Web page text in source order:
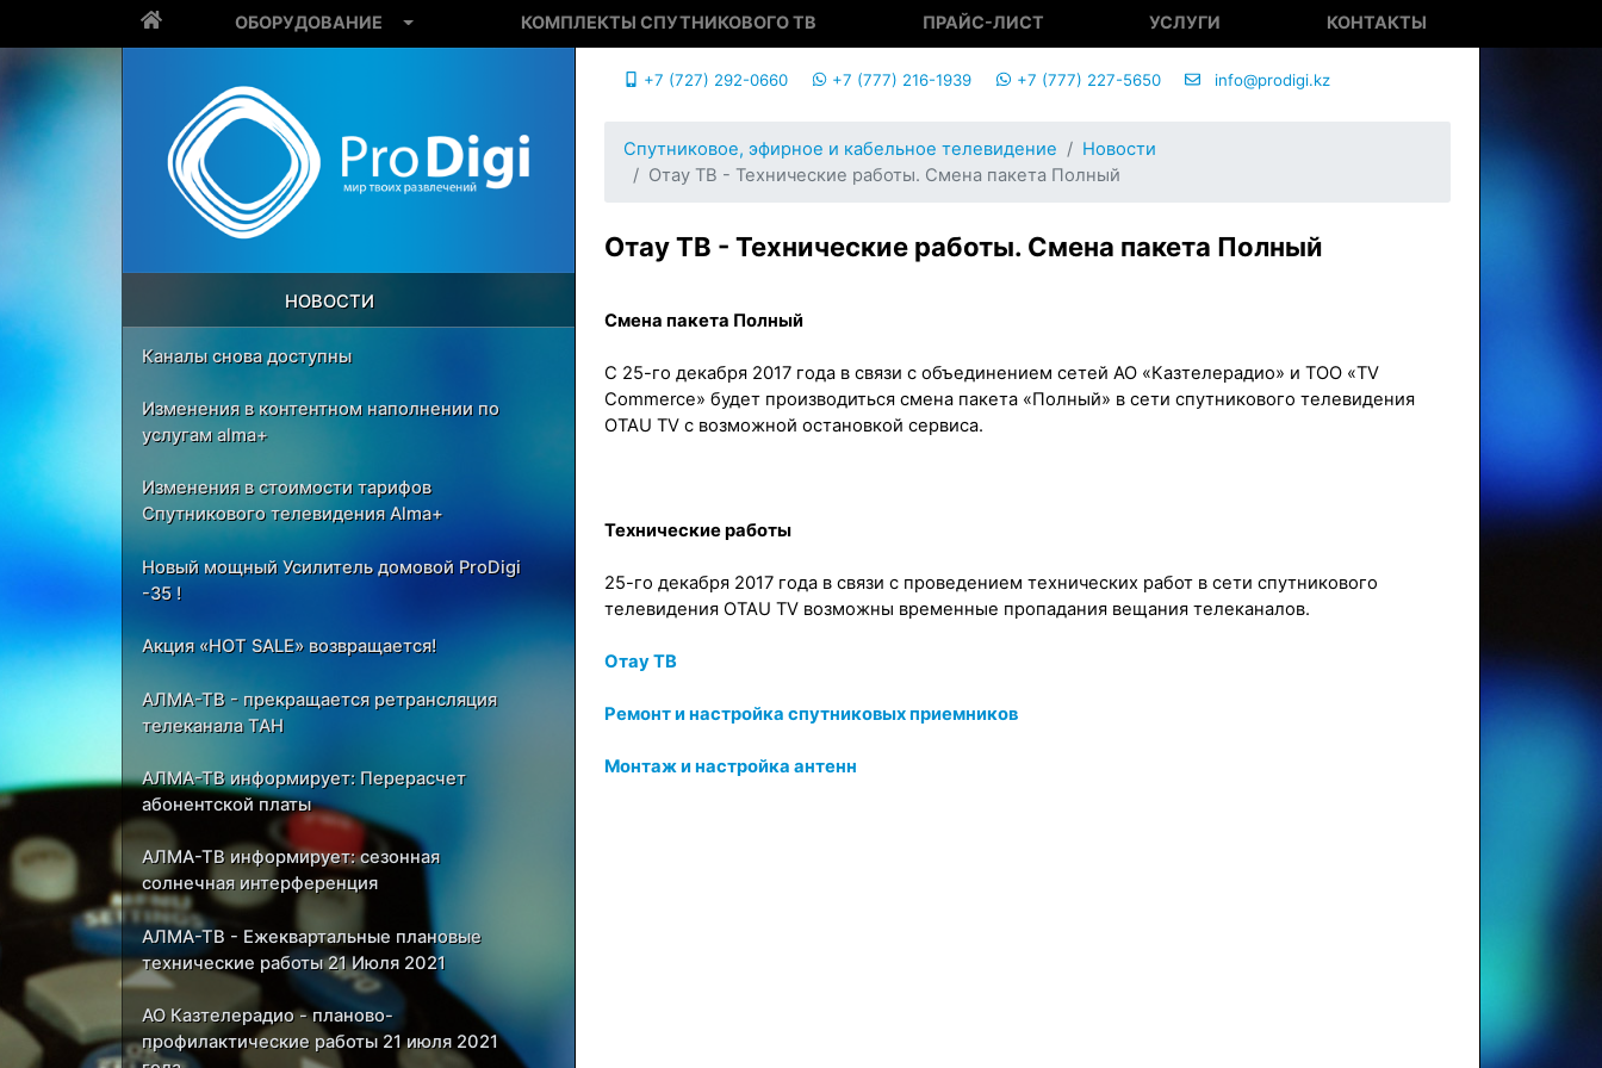
ОБОРУДОВАНИЕ КОМПЛЕКТЫ СПУТНИКОВОГО ТВ ПРАЙС-ЛИСТ УСЛУГИ КОНТАКТЫ
НОВОСТИ
Каналы снова доступны
Изменения в контентном наполнении по
услугам alma+
Изменения в стоимости тарифов
Спутникового телевидения Alma+
Новый мощный Усилитель домовой ProDigi
-35 !
Акция «HOT SALE» возвращается!
АЛМА-ТВ - прекращается ретрансляция
телеканала ТАН
АЛМА-ТВ информирует: Перерасчет
абонентской платы
АЛМА-ТВ информирует: сезонная
солнечная интерференция
АЛМА-ТВ - Ежеквартальные плановые
технические работы 21 Июля 2021
АО Казтелерадио - планово-
профилактические работы 21 июля 2021
+7 (727) 292-0660 +7 (777) 216-1939 +7 (777) 227-5650 info@prodigi.kz
Спутниковое, эфирное и кабельное телевидение
Новости
Отау ТВ - Технические работы. Смена пакета Полный
Отау ТВ - Технические работы. Смена пакета Полный
Смена пакета Полный
С 25-го декабря 2017 года в связи с объединением сетей АО «Казтелерадио» и ТОО «TV
Commerce» будет производиться смена пакета «Полный» в сети спутникового телевидения
OTAU TV с возможной остановкой сервиса.
Технические работы
25-го декабря 2017 года в связи с проведением технических работ в сети спутникового
телевидения OTAU TV возможны временные пропадания вещания телеканалов.
Отау ТВ
Ремонт и настройка спутниковых приемников
Монтаж и настройка антенн